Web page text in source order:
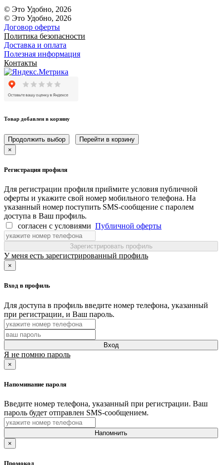
© Это Удобно, 2026
© Это Удобно, 2026
Договор оферты
Политика безопасности
Доставка и оплата
Полезная информация
Контакты
Товар добавлен в корзину
Продолжить выбор
Перейти в корзину
×
Регистрация профиля
Для регистрации профиля приймите условия публичной
оферты и укажите свой номер мобильного телефона. На
указанный номер поступить SMS-сообщение с паролем
доступа в Ваш профиль.
согласен с условиями Публичной оферты
Зарегистрировать профиль
У меня есть зарегистрированный профиль
×
Вход в профиль
Для доступа в профиль введите номер телефона, указанный
при регистрации, и Ваш пароль.
Вход
Я не помню пароль
×
Напоминание пароля
Введите номер телефона, указанный при регистрации. Ваш
пароль будет отправлен SMS-сообщением.
Напомнить
×
Промокод